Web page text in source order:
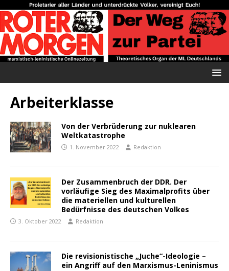
Arbeiterklasse
Von der Verbrüderung zur nuklearen
Weltkatastrophe
1. November 2022 Redaktion
Der Zusammenbruch der DDR. Der
vorläufige Sieg des Maximalprofits über
die materiellen und kulturellen
Bedürfnisse des deutschen Volkes
3. Oktober 2022 Redaktion
Die revisionistische „Juche“-Ideologie –
ein Angriff auf den Marxismus-Leninismus